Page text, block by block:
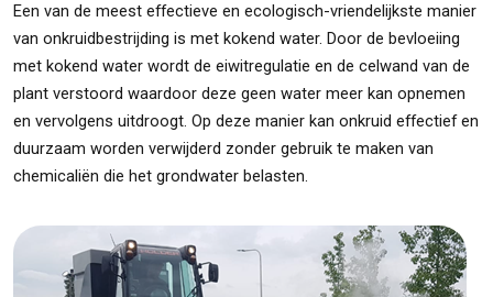
Een van de meest effectieve en ecologisch-vriendelijkste manier
van onkruidbestrijding is met kokend water. Door de bevloeiing
met kokend water wordt de eiwitregulatie en de celwand van de
plant verstoord waardoor deze geen water meer kan opnemen
en vervolgens uitdroogt. Op deze manier kan onkruid effectief en
duurzaam worden verwijderd zonder gebruik te maken van
chemicaliën die het grondwater belasten.